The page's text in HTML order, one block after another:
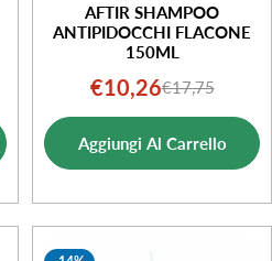
AFTIR SHAMPOO
ANTIPIDOCCHI FLACONE
150ML
Prezzo
di
vendita
€10,26Prezzo
normale
€17,75
Aggiungi Al Carrello